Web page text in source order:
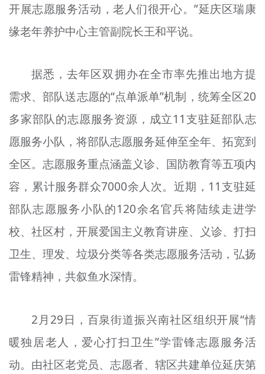
开展志愿服务活动，老人们很开心。”延庆区瑞康
缘老年养护中心主管副院长王和平说。
据悉，去年区双拥办在全市率先推出地方提
需求、部队送志愿的“点单派单”机制，统筹全区20
多家部队的志愿服务资源，成立11支驻延部队志
愿服务小队，将部队志愿服务延伸至全年、拓宽到
全区。志愿服务重点涵盖义诊、国防教育等五项内
容，累计服务群众7000余人次。近期，11支驻延
部队志愿服务小队的120余名官兵将陆续走进学
校、社区村，开展爱国主义教育讲座、义诊、打扫
卫生、理发、垃圾分类等各类志愿服务活动，弘扬
雷锋精神，共叙鱼水深情。
2月29日，百泉街道振兴南社区组织开展“情
暖独居老人，爱心打扫卫生”学雷锋志愿服务活
动。由社区老党员、志愿者、辖区共建单位延庆第